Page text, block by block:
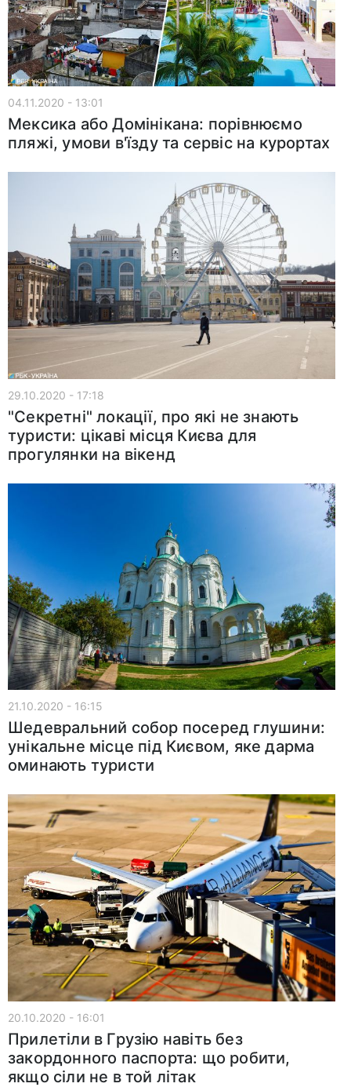
04.11.2020 - 13:01
Мексика або Домінікана: порівнюємо
пляжі, умови в'їзду та сервіс на курортах
29.10.2020 - 17:18
"Секретні" локації, про які не знають
туристи: цікаві місця Києва для
прогулянки на вікенд
21.10.2020 - 16:15
Шедевральний собор посеред глушини:
унікальне місце під Києвом, яке дарма
оминають туристи
20.10.2020 - 16:01
Прилетіли в Грузію навіть без
закордонного паспорта: що робити,
якщо сіли не в той літак